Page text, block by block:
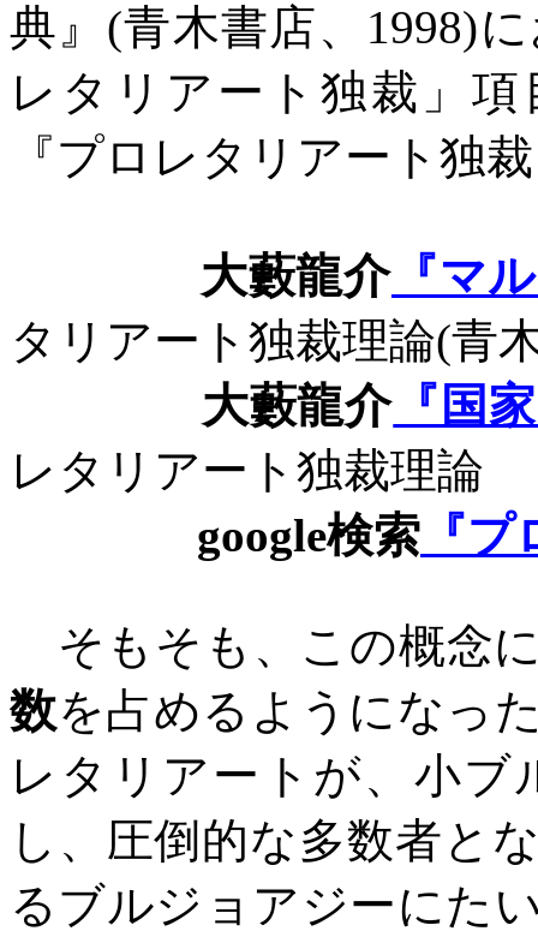
典』 (青木書店、 1998)
レタリアート独裁」
『プロレタリアート独
大藪龍介『マ
タリアート独裁理論(青
大藪龍介 『国
レタリアート独裁理論
google検索 『
そもそも、この概念
数を占めるようになっ
レタリアートが、小
し、圧倒的な多数者と
るブルジョアジーにた